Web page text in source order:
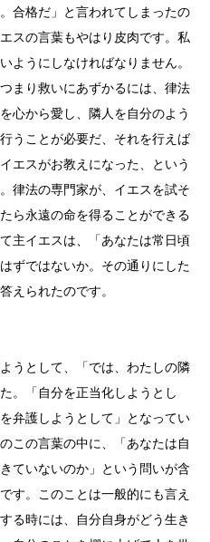
合格だ」と言われてしまったの
スの言葉もやはり皮肉です。私
ようにしなければなりません。
まり救いにあずかるには、律法
心から愛し、隣人を自分のよう
うことが必要だ、それを行えば
エスがお教えになった、という
律法の専門家が、イエスを試そ
ら永遠の命を得ることができる
主イエスは、「あなたは常日頃
ずではないか。その通りにした
えられたのです。
うとして、「では、わたしの隣
。「自分を正当化しようとし
弁護しようとして」となってい
この言葉の中に、「あなたは自
ていないのか」という問いが含
す。このことは一般的にも言え
る時には、自分自身がどう生き